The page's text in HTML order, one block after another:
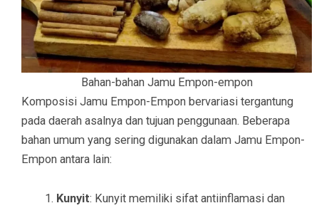
Bahan-bahan Jamu Empon-empon
Komposisi Jamu Empon-Empon bervariasi tergantung
pada daerah asalnya dan tujuan penggunaan. Beberapa
bahan umum yang sering digunakan dalam Jamu Empon-
Empon antara lain:
Kunyit: Kunyit memiliki sifat antiinflamasi dan